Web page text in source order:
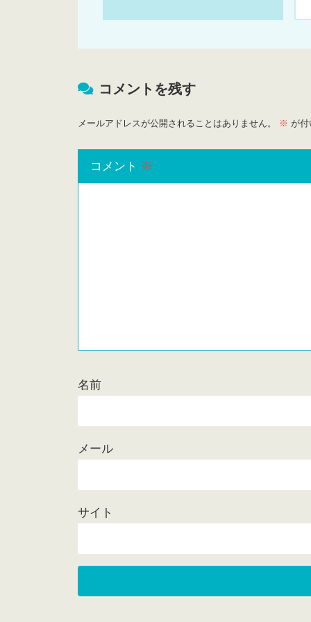
コメントを残す
メールアドレスが公開されることはありません。 ※ が付
コメント ※
名前
メール
サイト